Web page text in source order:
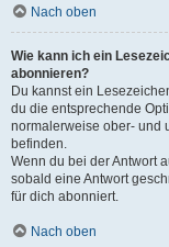
Nach oben
Wie kann ich ein
abonnieren?
Du kannst ein
du die entsprechende
normalerweise ober- und
befinden.
Wenn du bei der Antwort
sobald eine Antwort
für dich abonniert.
Nach oben